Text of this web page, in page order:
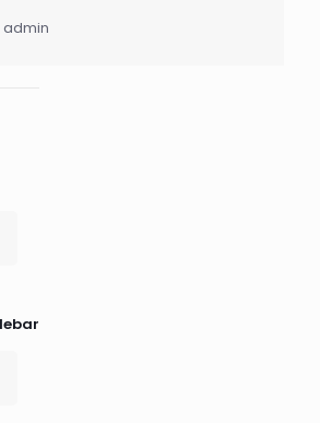
admin